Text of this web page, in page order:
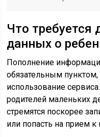
Что требуется
данных о
Пополнение
обязательным
использование
родителей маленьких
стремятся поскорее
или попасть на прием к